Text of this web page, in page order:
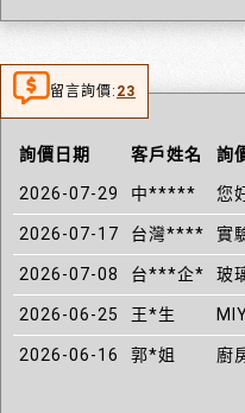
留言詢價: 23
詢價日期 客戶姓名 詢
2026-07-29 中***** 您
2026-07-17 台灣**** 實
2026-07-08 台***企* 玻
2026-06-25 王*生
2026-06-16 郭*姐 廚